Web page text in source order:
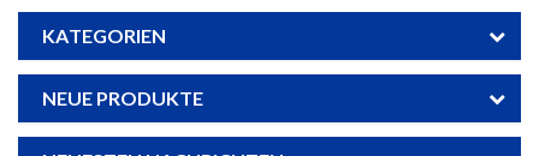
KATEGORIEN
NEUE PRODUKTE